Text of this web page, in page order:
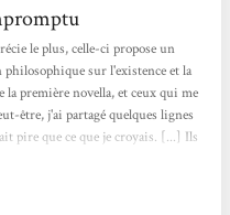
le plus, celle-ci propose un
sur l'existence et la
la première novella, et ceux qui me
être, j'ai partagé quelques lignes
pire que ce que je croyais. [...] Ils
abominable. Car en effet,